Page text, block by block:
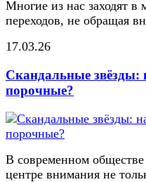
Многие из нас заходят
переходов, не обращая
17.03.26
Скандальные звёзды:
порочные?
В современном обществе
центре внимания не